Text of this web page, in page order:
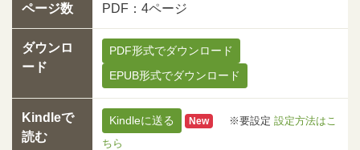
ページ数 PDF：4ページ
ダウンロ
ード
PDF形式でダウンロード
EPUB形式でダウンロード
Kindleで
読む
Kindleに送る New ※要設定 設定方法はこ
ちら